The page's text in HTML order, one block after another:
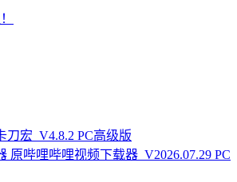
刀宏_V4.8.2 PC高级版
原哔哩哔哩视频下载器_V2026.07.29 PC